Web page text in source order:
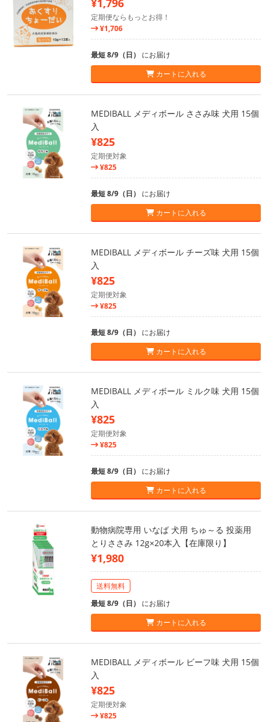
¥1,796
定期便ならもっとお得！
¥1,706
最短 8/9（日） にお届け
カートに入れる
MEDIBALL メディボール ささみ味 犬用 15個
入
¥825
定期便対象
¥825
最短 8/9（日） にお届け
カートに入れる
MEDIBALL メディボール チーズ味 犬用 15個
入
¥825
定期便対象
¥825
最短 8/9（日） にお届け
カートに入れる
MEDIBALL メディボール ミルク味 犬用 15個
入
¥825
定期便対象
¥825
最短 8/9（日） にお届け
カートに入れる
動物病院専用 いなば 犬用 ちゅ～る 投薬用
とりささみ 12g×20本入【在庫限り】
¥1,980
送料無料
最短 8/9（日） にお届け
カートに入れる
MEDIBALL メディボール ビーフ味 犬用 15個
入
¥825
定期便対象
¥825